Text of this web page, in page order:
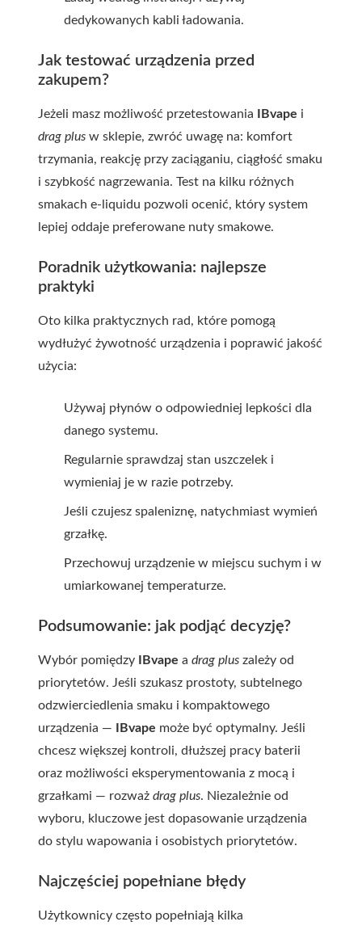
dedykowanych kabli ładowania.
Jak testować urządzenia przed
zakupem?
Jeżeli masz możliwość przetestowania IBvape i
drag plus w sklepie, zwróć uwagę na: komfort
trzymania, reakcję przy zaciąganiu, ciągłość smaku
i szybkość nagrzewania. Test na kilku różnych
smakach e-liquidu pozwoli ocenić, który system
lepiej oddaje preferowane nuty smakowe.
Poradnik użytkowania: najlepsze
praktyki
Oto kilka praktycznych rad, które pomogą
wydłużyć żywotność urządzenia i poprawić jakość
użycia:
Używaj płynów o odpowiedniej lepkości dla
danego systemu.
Regularnie sprawdzaj stan uszczelek i
wymieniaj je w razie potrzeby.
Jeśli czujesz spaleniznę, natychmiast wymień
grzałkę.
Przechowuj urządzenie w miejscu suchym i w
umiarkowanej temperaturze.
Podsumowanie: jak podjąć decyzję?
Wybór pomiędzy IBvape a drag plus zależy od
priorytetów. Jeśli szukasz prostoty, subtelnego
odzwierciedlenia smaku i kompaktowego
urządzenia —
IBvape może być optymalny. Jeśli
chcesz większej kontroli, dłuższej pracy baterii
oraz możliwości eksperymentowania z mocą i
grzałkami — rozważ drag plus. Niezależnie od
wyboru, kluczowe jest dopasowanie urządzenia
do stylu wapowania i osobistych priorytetów.
Najczęściej popełniane błędy
Użytkownicy często popełniają kilka